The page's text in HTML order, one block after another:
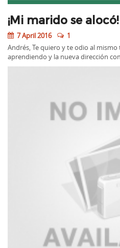
¡Mi marido se alocó!
7 April 2016
1
Andrés, Te quiero y te odio al
aprendiendo y la nueva dirección